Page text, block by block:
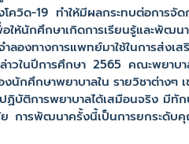
โควิด-19 ทำให้มีผลกระทบต่อการ
ให้นักศึกษาเกิดการเรียนรู้และพั
องทางการแพทย์มาใช้ในการส่งเ
วในปีการศึกษา 2565 คณะพยาบ
กศึกษาพยาบาลใน รายวิชาต่างๆ
บัติการพยาบาลได้เสมือนจริง มีทั
การพัฒนาครั้งนี้เป็นการยกระดับ